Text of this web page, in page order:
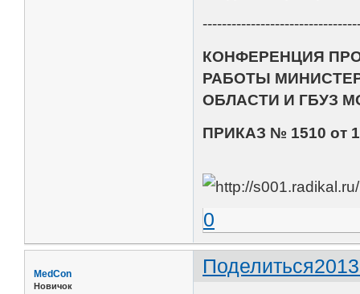
КОНФЕРЕНЦИЯ
РАБОТЫ
ОБЛАСТИ И ГБУЗ
ПРИКАЗ № 1510 от
0
Поделиться
MedCon
Новичок